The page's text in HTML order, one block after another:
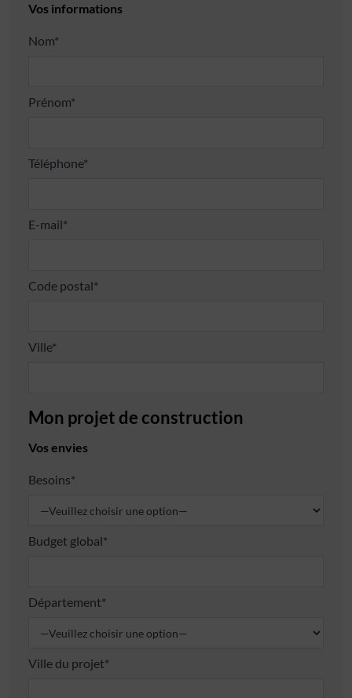
Vos informations
Nom*
Prénom*
Téléphone*
E-mail*
Code postal*
Ville*
Mon projet de construction
Vos envies
Besoins*
Budget global*
Département*
Ville du projet*